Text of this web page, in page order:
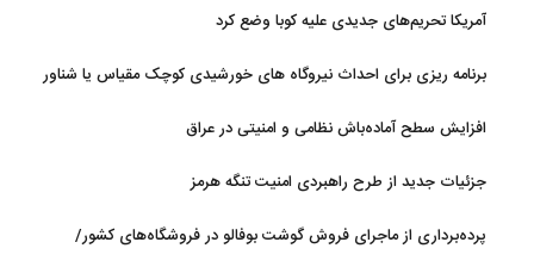
آمریکا تحریم‌های جدیدی علیه کوبا وضع کرد
برنامه ریزی برای احداث نیروگاه های خورشیدی کوچک مقیاس یا شناور
افزایش سطح آماده‌باش نظامی و امنیتی در عراق
جزئیات جدید از طرح راهبردی امنیت تنگه هرمز
پرده‌برداری از ماجرای فروش گوشت بوفالو در فروشگاه‌های کشور/